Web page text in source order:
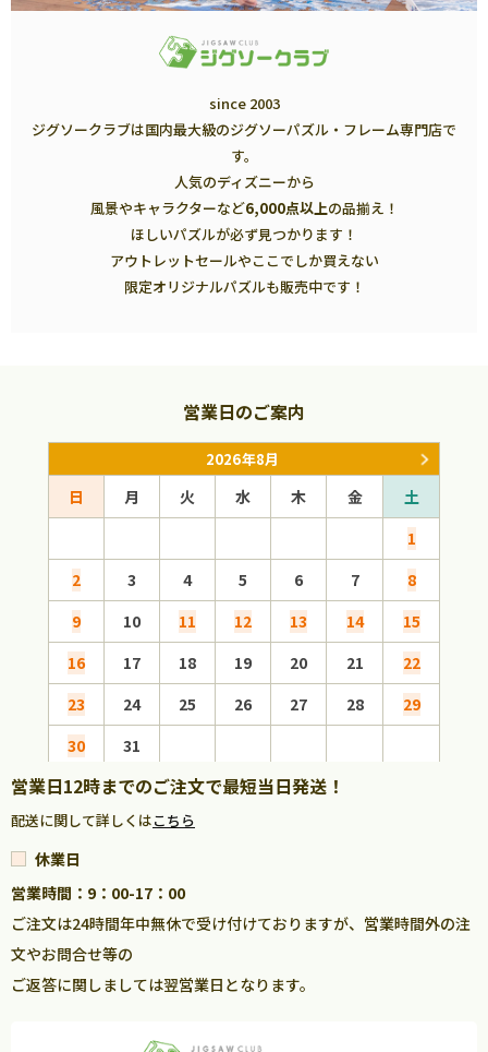
since 2003
ジグソークラブは国内最大級のジグソーパズル・フレーム専門店で
す。
人気のディズニーから
風景やキャラクターなど6,000点以上の品揃え！
ほしいパズルが必ず見つかります！
アウトレットセールやここでしか買えない
限定オリジナルパズルも販売中です！
営業日のご案内
2026年8月
日 月 火 水 木 金
土
1
2
3 4 5 6 7
8
9
10 11 12 13 14
15
16
17 18 19 20 21
22
23
24 25 26 27 28
29
30
31
営業日12時までのご注文で最短当日発送！
配送に関して詳しくはこちら
休業日
営業時間：9：00-17：00
ご注文は24時間年中無休で受け付けておりますが、営業時間外の注
文やお問合せ等の
ご返答に関しましては翌営業日となります。